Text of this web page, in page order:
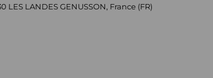
LES LANDES GENUSSON, France (FR)